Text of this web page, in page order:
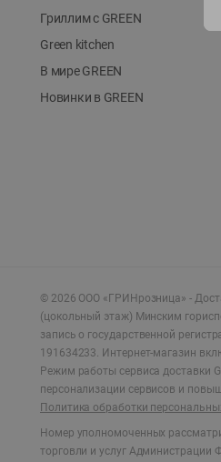
Гриллим с GREEN
Green kitchen
В мире GREEN
Новинки в GREEN
© 2026 ООО «ГРИНрозница» -
(цокольный этаж) Минским
запись о государственной
191634233. Интернет-магазин
Режим работы сервиса доставки
персонализации сервисов и
Политика обработки
Номер уполномоченных
торговли и услуг Администрации